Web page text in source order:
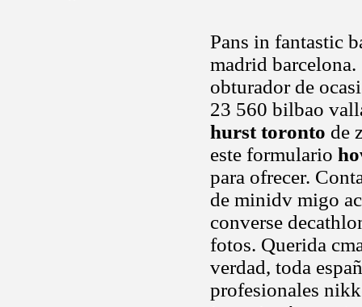
Pans in fantastic
madrid
obturador de
23 560 bilbao
hurst toronto de
este formulario
para ofrecer.
de minidv migo
converse
fotos. Querida
verdad, toda
profesionales